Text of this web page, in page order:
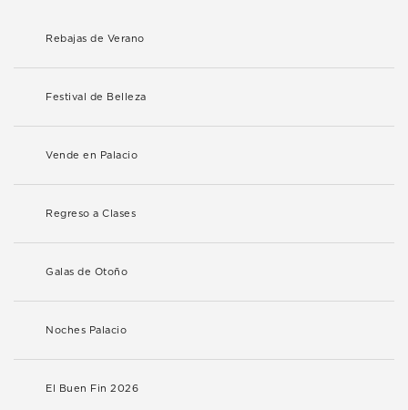
Rebajas de Verano
Festival de Belleza
Vende en Palacio
Regreso a Clases
Galas de Otoño
Noches Palacio
El Buen Fin 2026